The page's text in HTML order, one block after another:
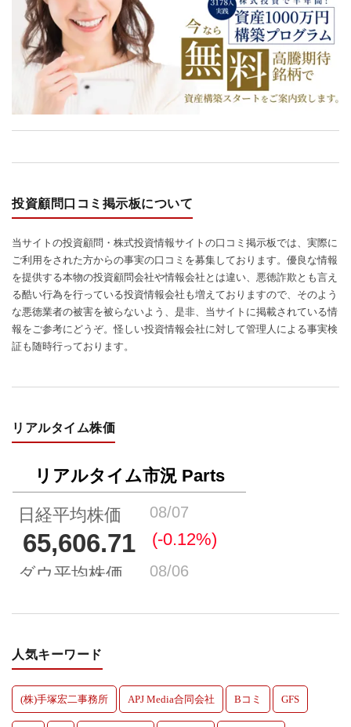
投資顧問口コミ掲示板について
当サイトの投資顧問・株式投資情報サイトの口コミ掲示板では、実際に
ご利用をされた方からの事実の口コミを募集しております。優良な情報
を提供する本物の投資顧問会社や情報会社とは違い、悪徳詐欺とも言え
る酷い行為を行っている投資情報会社も増えておりますので、そのよう
な悪徳業者の被害を被らないよう、是非、当サイトに掲載されている情
報をご参考にどうぞ。怪しい投資情報会社に対して管理人による事実検
証も随時行っております。
リアルタイム株価
人気キーワード
(株)手塚宏二事務所 APJ Media合同会社 Bコミ GFS